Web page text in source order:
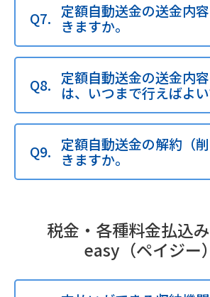
定額自動送金の送金内
きますか。
定額自動送金の送金内
は、いつまで行えばよい
定額自動送金の解約（
きますか。
税金・各種料金払込
easy（ペイジー